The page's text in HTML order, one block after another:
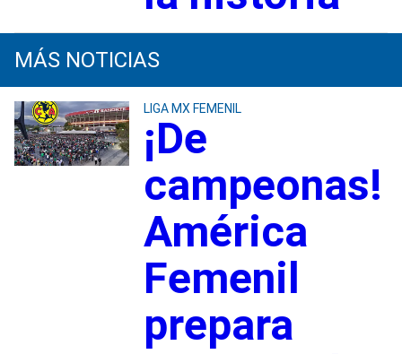
MÁS NOTICIAS
LIGA MX FEMENIL
¡De
campeonas!
América
Femenil
prepara